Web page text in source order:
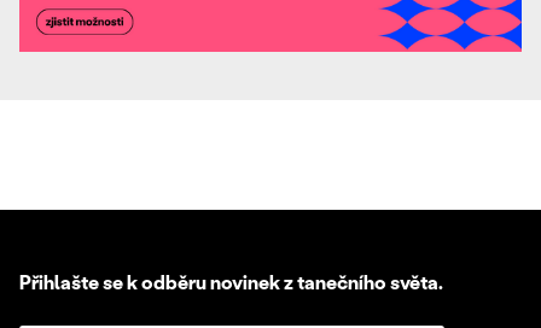
Přihlašte se k odběru novinek z tanečního světa.